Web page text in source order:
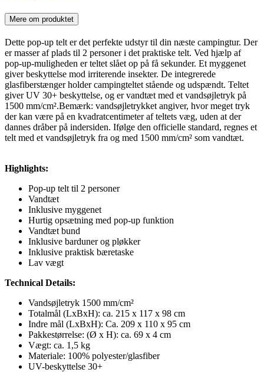
Mere om produktet
Dette pop-up telt er det perfekte udstyr til din næste campingtur. Der
er masser af plads til 2 personer i det praktiske telt. Ved hjælp af
pop-up-muligheden er teltet slået op på få sekunder. Et myggenet
giver beskyttelse mod irriterende insekter. De integrerede
glasfiberstænger holder campingteltet stående og udspændt. Teltet
giver UV 30+ beskyttelse, og er vandtæt med et vandsøjletryk på
1500 mm/cm².Bemærk: vandsøjletrykket angiver, hvor meget tryk
der kan være på en kvadratcentimeter af teltets væg, uden at der
dannes dråber på indersiden. Ifølge den officielle standard, regnes et
telt med et vandsøjletryk fra og med 1500 mm/cm² som vandtæt.
Highlights:
Pop-up telt til 2 personer
Vandtæt
Inklusive myggenet
Hurtig opsætning med pop-up funktion
Vandtæt bund
Inklusive barduner og pløkker
Inklusive praktisk bæretaske
Lav vægt
Technical Details:
Vandsøjletryk 1500 mm/cm²
Totalmål (LxBxH): ca. 215 x 117 x 98 cm
Indre mål (LxBxH): Ca. 209 x 110 x 95 cm
Pakkestørrelse: (Ø x H): ca. 69 x 4 cm
Vægt: ca. 1,5 kg
Materiale: 100% polyester/glasfiber
UV-beskyttelse 30+